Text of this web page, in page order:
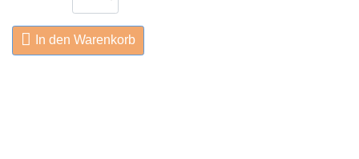
In den Warenkorb